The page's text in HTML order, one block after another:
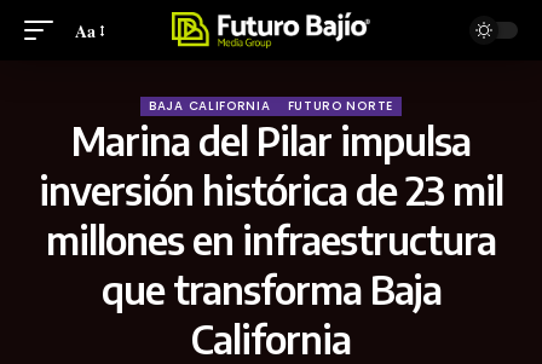
Aa
BAJA CALIFORNIA FUTURO NORTE
Marina del Pilar impulsa
inversión histórica de 23 mil
millones en infraestructura
que transforma Baja
California